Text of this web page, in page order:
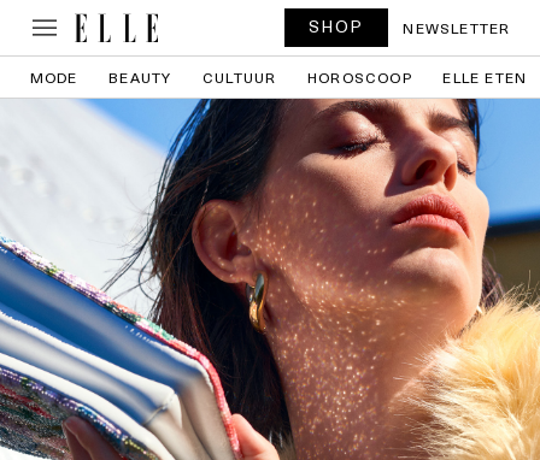
SHOP NEWSLETTER
MODE BEAUTY CULTUUR HOROSCOOP ELLE ETEN